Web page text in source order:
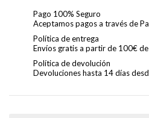
Pago 100% Seguro
Aceptamos pagos a través de
Política de entrega
Envíos gratis a partir de 100€
Política de devolución
Devoluciones hasta 14 días